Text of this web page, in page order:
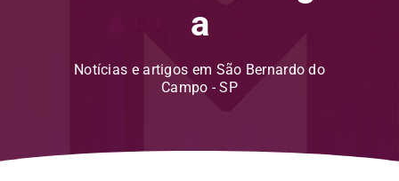
a
Notícias e artigos em São Bernardo do
Campo - SP